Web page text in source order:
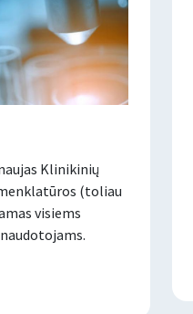
Klinikinių
(toliau
visiems